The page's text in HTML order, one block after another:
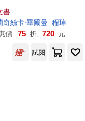
想，一起推理辦案
書
奇絲卡‧畢爾曼 程瑋
價: 75 折, 720 元
試閱